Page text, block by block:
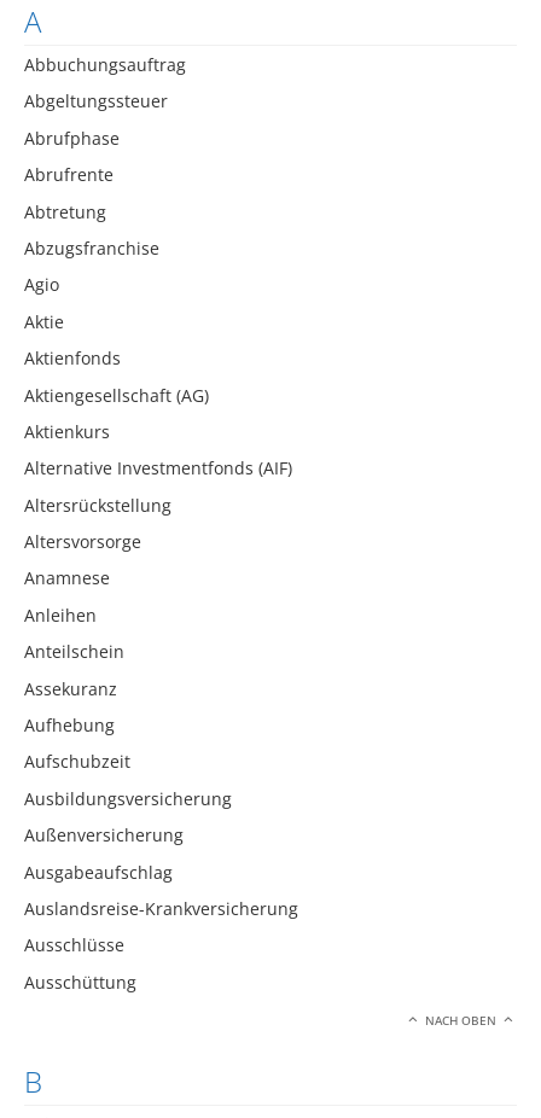
A
Abbuchungsauftrag
Abgeltungssteuer
Abrufphase
Abrufrente
Abtretung
Abzugsfranchise
Agio
Aktie
Aktienfonds
Aktiengesellschaft (AG)
Aktienkurs
Alternative Investmentfonds (AIF)
Altersrückstellung
Altersvorsorge
Anamnese
Anleihen
Anteilschein
Assekuranz
Aufhebung
Aufschubzeit
Ausbildungsversicherung
Außenversicherung
Ausgabeaufschlag
Auslandsreise-Krankversicherung
Ausschlüsse
Ausschüttung
NACH OBEN
B